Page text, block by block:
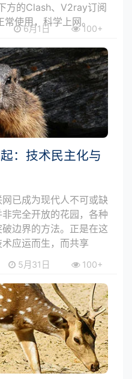
方的Clash、V2ray订阅
使用，科学上网。
6月1日 100+
：技术民主化与
已成为现代人不可或缺
完全开放的花园，各种
边界的方法。正是在这
应运而生，而共享
5月31日 100+